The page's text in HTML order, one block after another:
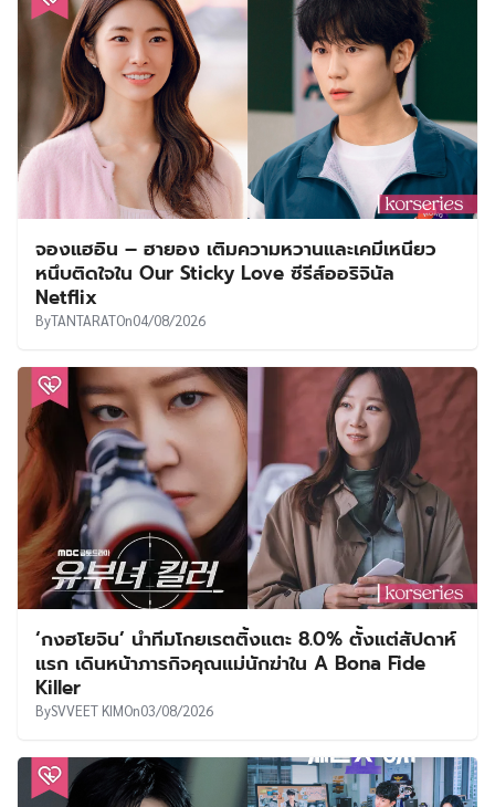
จองแฮอิน – ฮายอง เติมความหวานและเคมีเหนียว
หนึบติดใจใน Our Sticky Love ซีรีส์ออริจินัล
Netflix
ByTANTARATOn04/08/2026
‘กงฮโยจิน’ นำทีมโกยเรตติ้งแตะ 8.0% ตั้งแต่สัปดาห์
แรก เดินหน้าภารกิจคุณแม่นักฆ่าใน A Bona Fide
Killer
BySVVEET KIMOn03/08/2026